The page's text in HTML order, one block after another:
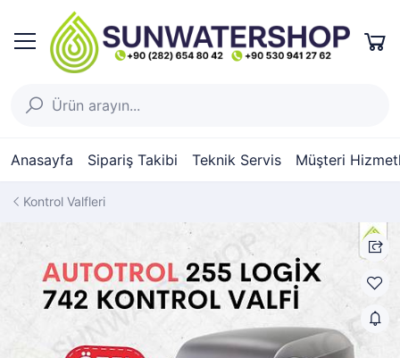
Anasayfa Sipariş Takibi Teknik Servis Müşteri
Kontrol Valfleri